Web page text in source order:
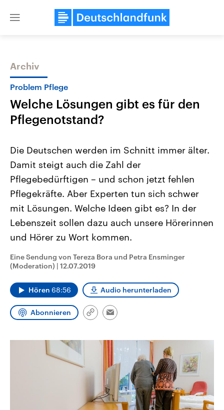
Close
Themen
USA
Aktuelle Beiträge, Analysen und
Hintergründe
Wirtschaftlich und militärisch
gehören die Vereinigten Staaten zu
den mächtigsten Ländern der Erde,
mit großem Einfluss auf das
Nahostkonflikt
Aktuelle Lage und
Der Überfall der
Terrororganisation Hamas
Oktober 2023 auf Israel
Region wieder die Gewalt
Israel möchte die Hamas
Sendungen Programm Podcasts
Archiv
Problem Pflege
Welche Lösungen gibt es für den
Pflegenotstand?
Die Deutschen werden im Schnitt immer älter.
Damit steigt auch die Zahl der
Pflegebedürftigen – und schon jetzt fehlen
Pflegekräfte. Aber Experten tun sich schwer
mit Lösungen. Welche Ideen gibt es? In der
Lebenszeit sollen dazu auch unsere Hörerinnen
und Hörer zu Wort kommen.
Eine Sendung von Tereza Bora und Petra Ensminger
(Moderation) | 12.07.2019
Hören 68:56 Audio herunterladen
Abonnieren
Link
Email